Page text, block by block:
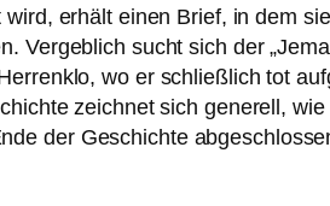
wird, erhält einen Brief, in dem
Vergeblich sucht sich der
wo er schließlich tot
zeichnet sich generell,
der Geschichte